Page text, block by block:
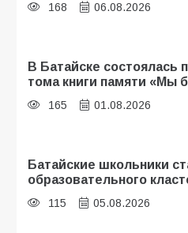
168 06.08.2026
В Батайске состоялась
тома книги памяти «Мы
165 01.08.2026
Батайские школьники
образовательного
115 05.08.2026